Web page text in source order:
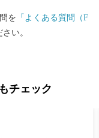
を 「よくある質問（F
い。
チェック